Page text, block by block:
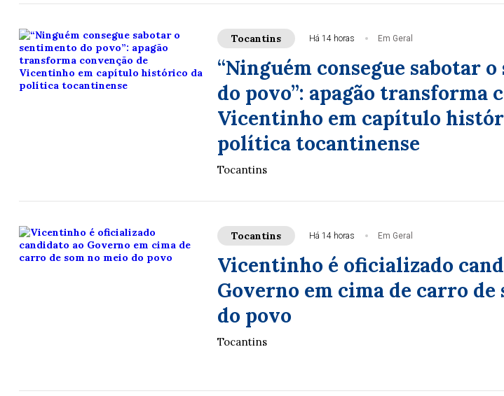
Tocantins Há 14 horas Em Geral
“Ninguém consegue sabotar
do povo”: apagão transforma
Vicentinho em capítulo
política tocantinense
Tocantins
Tocantins Há 14 horas Em Geral
Vicentinho é oficializado
Governo em cima de carro de
do povo
Tocantins